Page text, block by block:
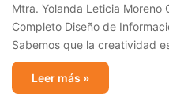
Mtra. Yolanda Leticia Moreno
Completo Diseño de
Sabemos que la creatividad
Leer más »